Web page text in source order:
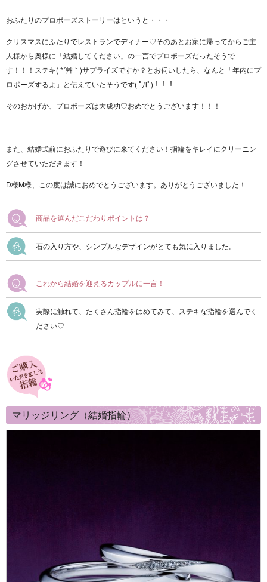
おふたりのプロポーズストーリーはというと・・・
クリスマスにふたりでレストランでディナー♡そのあとお家に帰ってからご主
人様から奥様に「結婚してください」の一言でプロポーズだったそうで
す！！！ステキ( *´艸｀)サプライズですか？とお伺いしたら、なんと「年内にプ
ロポーズするよ」と伝えていたそうです( ﾟДﾟ)！！！
そのおかげか、プロポーズは大成功♡おめでとうございます！！！
また、結婚式前におふたりで遊びに来てください！指輪をキレイにクリーニン
グさせていただきます！
D様M様、この度は誠におめでとうございます。ありがとうございました！
商品を選んだこだわりポイントは？
石の入り方や、シンプルなデザインがとても気に入りました。
これから結婚を迎えるカップルに一言！
実際に触れて、たくさん指輪をはめてみて、ステキな指輪を選んでく
ださい♡
マリッジリング（結婚指輪）